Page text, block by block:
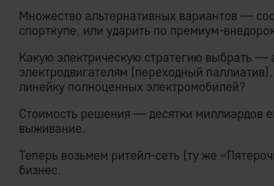
Множество альтернативных вариантов —
спорткупе, или ударить по премиум-
Какую электрическую стратегию выбрать —
электродвигателям (переходный
линейку полноценных электромобилей?
Стоимость решения — десятки миллиардов
выживание.
Теперь возьмем ритейл-сеть (ту же
бизнес.